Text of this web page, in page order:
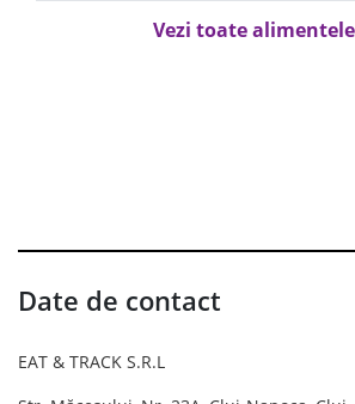
Vezi toate
Date de contact
EAT & TRACK S.R.L